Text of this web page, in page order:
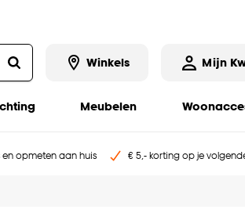
Winkels Mijn
Meubelen
opmeten aan huis € 5,- korting op je